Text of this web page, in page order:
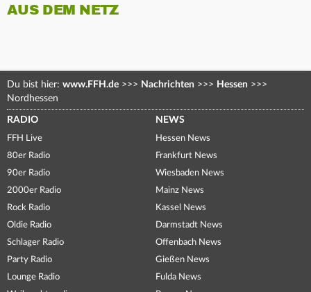
AUS DEM NETZ
Du bist hier: www.FFH.de >>> Nachrichten >>> Hessen >>>
Nordhessen
RADIO
FFH Live
80er Radio
90er Radio
2000er Radio
Rock Radio
Oldie Radio
Schlager Radio
Party Radio
Lounge Radio
NEWS
Hessen News
Frankfurt News
Wiesbaden News
Mainz News
Kassel News
Darmstadt News
Offenbach News
Gießen News
Fulda News